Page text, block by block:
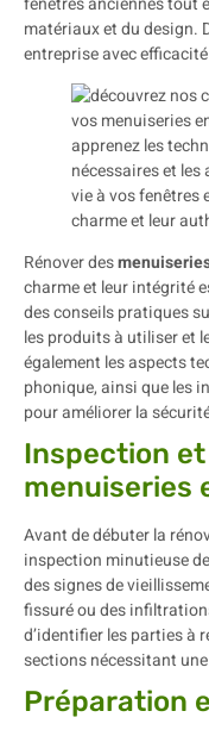
matériaux et du design.
entreprise avec
Rénover des
charme et leur intégrité
des conseils pratiques
les produits à utiliser et
également les aspects
phonique, ainsi que les
pour améliorer la
Inspection
menuiseries
Avant de débuter la
inspection minutieuse
des signes de
fissuré ou des
d’identifier les parties à
sections nécessitant
Préparation